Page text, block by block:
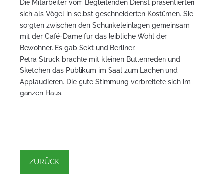
Die Mitarbeiter vom Begleitenden Dienst präsentierten
sich als Vögel in selbst geschneiderten Kostümen. Sie
sorgten zwischen den Schunkeleinlagen gemeinsam
mit der Café-Dame für das leibliche Wohl der
Bewohner. Es gab Sekt und Berliner.
Petra Struck brachte mit kleinen Büttenreden und
Sketchen das Publikum im Saal zum Lachen und
Applaudieren. Die gute Stimmung verbreitete sich im
ganzen Haus.
ZURÜCK